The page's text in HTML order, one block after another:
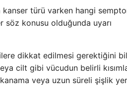
türü varken hangi
konusu olduğunda uyarı
dikkat edilmesi gerektiğini
cilt gibi vücudun belirli
veya uzun süreli şişlik yer